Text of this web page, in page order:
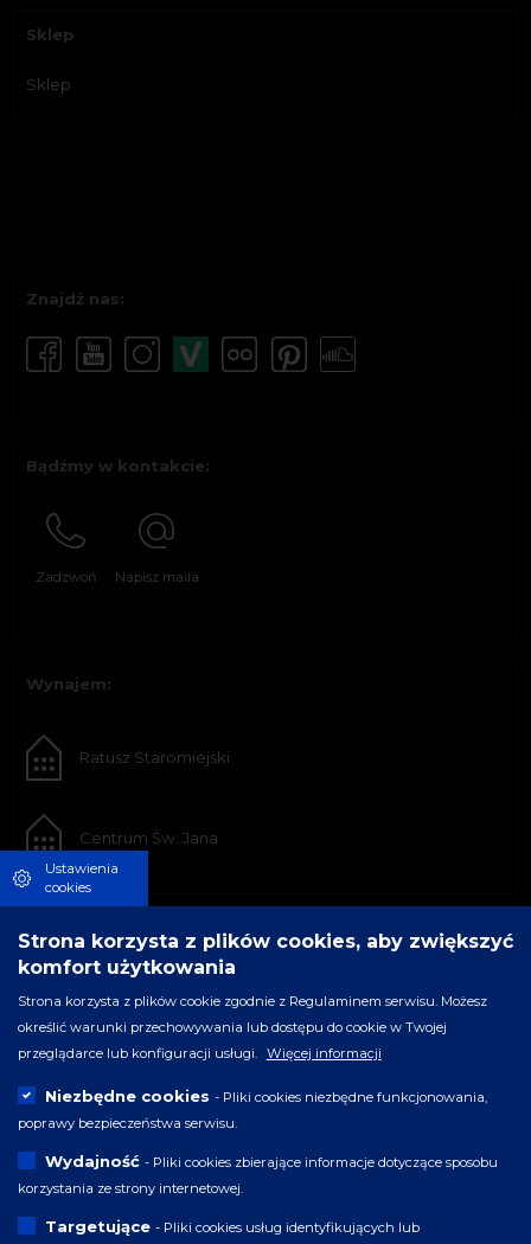
Sklep
Sklep
Znajdź nas:
Bądźmy w kontakcie:
Zadzwoń Napisz maila
Wynajem:
Ratusz Staromiejski
Centrum Św. Jana
Ustawienia
cookies
Strona korzysta z plików cookies, aby zwiększyć
komfort użytkowania
Strona korzysta z plików cookie zgodnie z Regulaminem serwisu. Możesz
określić warunki przechowywania lub dostępu do cookie w Twojej
przeglądarce lub konfiguracji usługi.
Więcej informacji
Niezbędne cookies - Pliki cookies niezbędne funkcjonowania,
poprawy bezpieczeństwa serwisu.
Wydajność - Pliki cookies zbierające informacje dotyczące sposobu
korzystania ze strony internetowej.
Targetujące - Pliki cookies usług identyfikujących lub